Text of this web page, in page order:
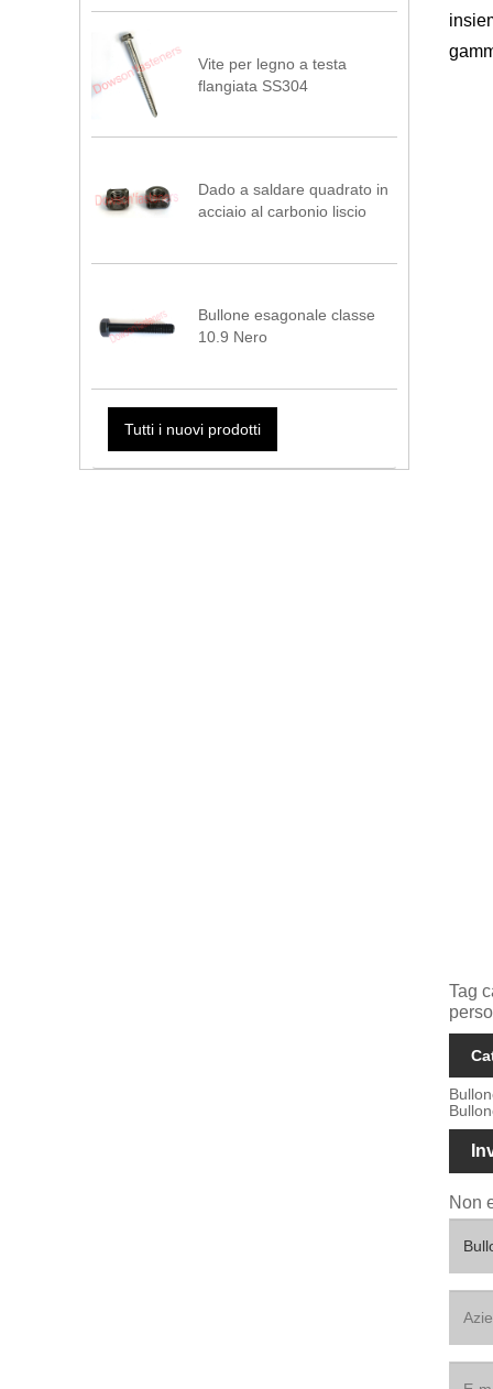
Vite per legno a testa
flangiata SS304
Dado a saldare quadrato in
acciaio al carbonio liscio
Bullone esagonale classe
10.9 Nero
Tutti i nuovi prodotti
Tag
Non